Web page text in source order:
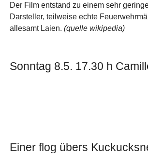
Der Film entstand zu einem sehr
Darsteller, teilweise echte
allesamt Laien. (quelle wikipedia)
Sonntag 8.5. 17.30 h
Einer flog übers